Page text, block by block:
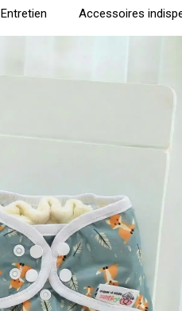
Entretien Accessoires